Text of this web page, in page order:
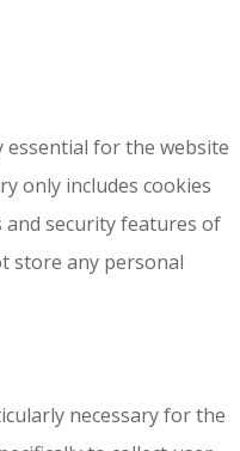
essential for the website
only includes cookies
security features of
store any personal
necessary for the